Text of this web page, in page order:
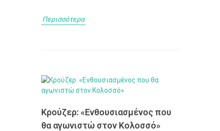
Περισσότερα
Κρούζερ: «Ενθουσιασμένος που
θα αγωνιστώ στον Κολοσσό»